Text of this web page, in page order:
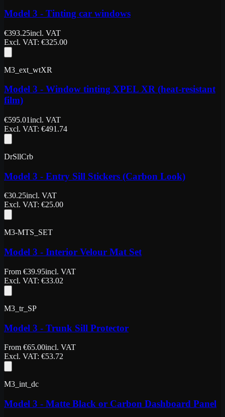
Model 3 - Tinting car windows
€393.25incl. VAT
Excl. VAT: €325.00
M3_ext_wtXR
Model 3 - Window tinting XPEL XR (heat-resistant
film)
€595.01incl. VAT
Excl. VAT: €491.74
DrSllCrb
Model 3 - Entry Sill Stickers (Carbon Look)
€30.25incl. VAT
Excl. VAT: €25.00
M3-MTS_SET
Model 3 - Interior Velour Mat Set
From €39.95incl. VAT
Excl. VAT: €33.02
M3_tr_SP
Model 3 - Trunk Sill Protector
From €65.00incl. VAT
Excl. VAT: €53.72
M3_int_dc
Model 3 - Matte Black or Carbon Dashboard Panel